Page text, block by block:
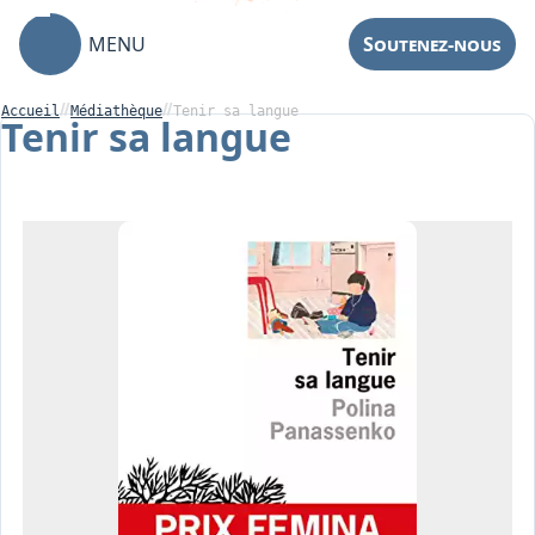
MENU Soutenez-nous
Accueil Médiathèque Tenir sa langue
Tenir sa langue